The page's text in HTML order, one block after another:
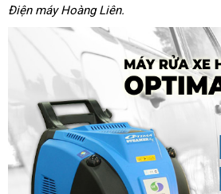
Điện máy Hoàng Liên.